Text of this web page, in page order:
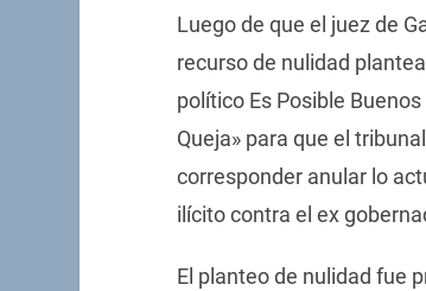
Luego de que el juez de
recurso de nulidad
político Es Posible
Queja» para que el
corresponder anular lo
ilícito contra el ex
El planteo de nulidad fue